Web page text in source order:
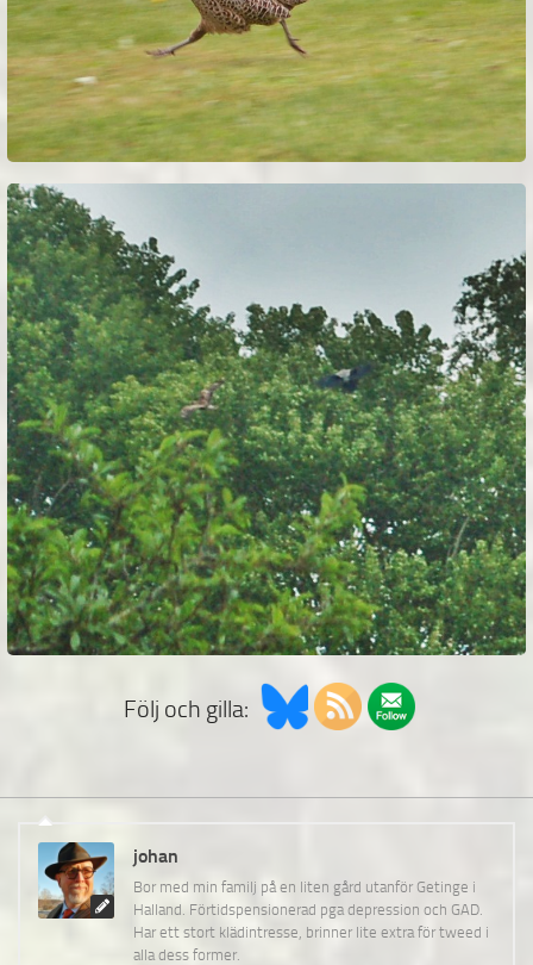
Följ och gilla:
johan
Bor med min familj på en liten gård utanför Getinge i
Halland. Förtidspensionerad pga depression och GAD.
Har ett stort klädintresse, brinner lite extra för tweed i
alla dess former.